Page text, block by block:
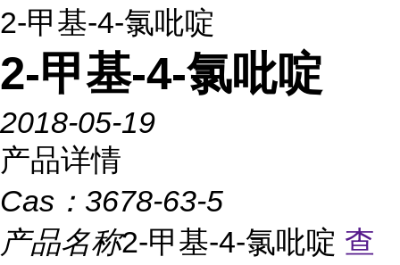
2-甲基-4-氯吡啶
2-甲基-4-氯吡啶
2018-05-19
产品详情
Cas： 3678-63-5
产品名称2-甲基-4-氯吡啶 查